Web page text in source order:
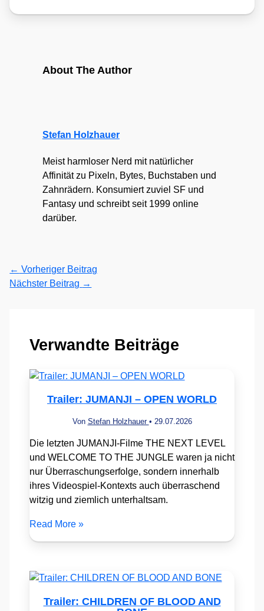
About The Author
Stefan Holzhauer
Meist harmloser Nerd mit natürlicher
Affinität zu Pixeln, Bytes, Buchstaben und
Zahnrädern. Konsumiert zuviel SF und
Fantasy und schreibt seit 1999 online
darüber.
← Vorheriger Beitrag
Nächster Beitrag →
Verwandte Beiträge
Trailer: JUMANJI – OPEN WORLD
Von Stefan Holzhauer • 29.07.2026
Die letzten JUMANJI-Filme THE NEXT LEVEL
und WELCOME TO THE JUNGLE waren ja nicht
nur Überraschungserfolge, sondern innerhalb
ihres Videospiel-Kontexts auch überraschend
witzig und ziemlich unterhaltsam.
Read More »
Trailer: CHILDREN OF BLOOD AND